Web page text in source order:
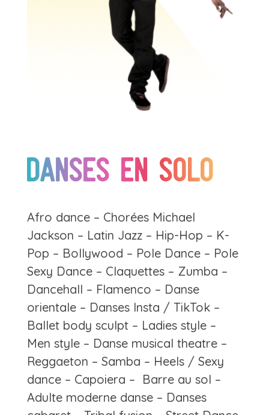
Danses en solo
Afro dance – Chorées Michael
Jackson – Latin Jazz – Hip-Hop – K-
Pop – Bollywood – Pole Dance – Pole
Sexy Dance – Claquettes – Zumba –
Dancehall – Flamenco – Danse
orientale – Danses Insta / TikTok –
Ballet body sculpt – Ladies style –
Men style – Danse musical theatre –
Reggaeton – Samba – Heels / Sexy
dance – Capoiera – Barre au sol –
Adulte moderne danse – Danses